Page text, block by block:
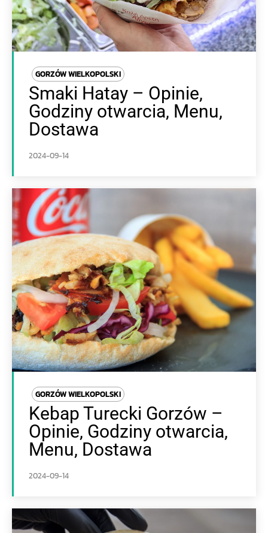
GORZÓW WIELKOPOLSKI
Smaki Hatay – Opinie,
Godziny otwarcia, Menu,
Dostawa
2024-09-14
GORZÓW WIELKOPOLSKI
Kebap Turecki Gorzów –
Opinie, Godziny otwarcia,
Menu, Dostawa
2024-09-14